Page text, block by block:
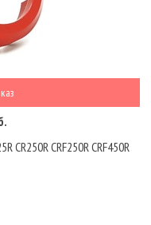
CR250R CRF250R CRF450R